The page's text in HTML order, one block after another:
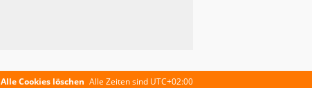
Alle Zeiten sind UTC+02:00
Alle Cookies löschen